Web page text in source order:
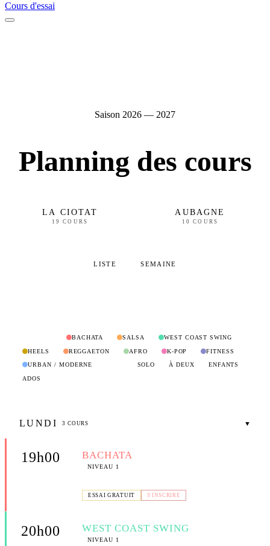
Cours d'essai
Saison 2026 — 2027
Planning des cours
LA CIOTAT
19 COURS
AUBAGNE
10 COURS
LISTE SEMAINE
BACHATA SALSA WEST COAST SWING
HEELS REGGAETON AFRO K-POP FITNESS
URBAN / MODERNE SOLO À DEUX ENFANTS
ADOS
LUNDI 3 COURS ▼
19h00 BACHATA
NIVEAU 1
ESSAI GRATUIT S'INSCRIRE
20h00 WEST COAST SWING
NIVEAU 1